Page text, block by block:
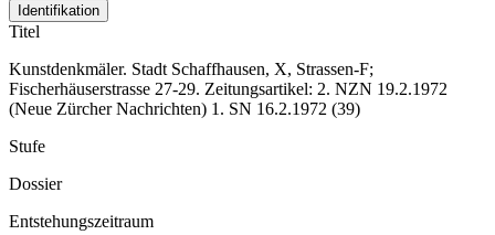
Identifikation
Titel
Kunstdenkmäler. Stadt Schaffhausen, X, Strassen-F;
Fischerhäuserstrasse 27-29. Zeitungsartikel: 2. NZN 19.2.1972
(Neue Zürcher Nachrichten) 1. SN 16.2.1972 (39)
Stufe
Dossier
Entstehungszeitraum